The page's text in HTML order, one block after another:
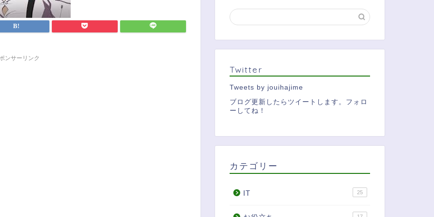
ンサーリンク
Twitter
Tweets by jouihajime
ブログ更新したらツイートします。フォロ
ーしてね！
カテゴリー
IT 25